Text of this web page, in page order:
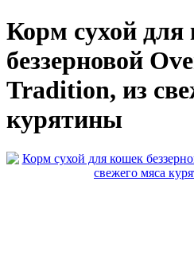
Корм сухой
беззерновой
Tradition, из
курятины